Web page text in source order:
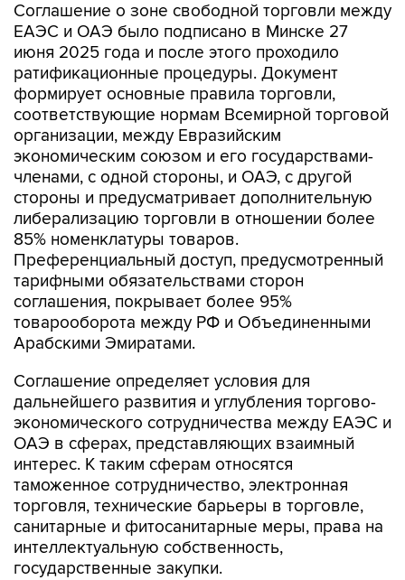
Соглашение о зоне свободной торговли между
ЕАЭС и ОАЭ было подписано в Минске 27
июня 2025 года и после этого проходило
ратификационные процедуры. Документ
формирует основные правила торговли,
соответствующие нормам Всемирной торговой
организации, между Евразийским
экономическим союзом и его государствами-
членами, с одной стороны, и ОАЭ, с другой
стороны и предусматривает дополнительную
либерализацию торговли в отношении более
85% номенклатуры товаров.
Преференциальный доступ, предусмотренный
тарифными обязательствами сторон
соглашения, покрывает более 95%
товарооборота между РФ и Объединенными
Арабскими Эмиратами.
Соглашение определяет условия для
дальнейшего развития и углубления торгово-
экономического сотрудничества между ЕАЭС и
ОАЭ в сферах, представляющих взаимный
интерес. К таким сферам относятся
таможенное сотрудничество, электронная
торговля, технические барьеры в торговле,
санитарные и фитосанитарные меры, права на
интеллектуальную собственность,
государственные закупки.